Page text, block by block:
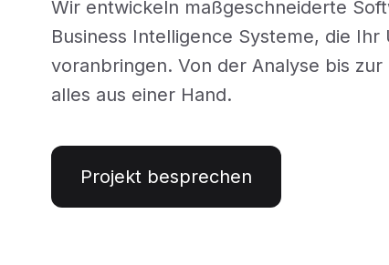
Wir entwickeln maßgeschneiderte
Business Intelligence Systeme, die Ihr
voranbringen. Von der Analyse bis
alles aus einer Hand.
Projekt besprechen